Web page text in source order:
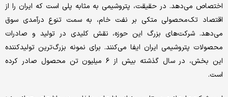
اختصاص می‌دهد. در حقیقت، پتروشیمی به مثابه پلی است که ایران را از
اقتصاد تک‌‌محصولی متکی بر نفت خام، به سمت تنوع درآمدی سوق
می‌دهد. شرکت‌های بزرگ این حوزه، نقش کلیدی در تولید و صادرات
محصولات پتروشیمی ایران ایفا می‌‌کنند. برای نمونه بزرگ‌ترین تولیدکننده
این بخش، در سال گذشته بیش از ۶ میلیون تن محصول صادر کرده
است.